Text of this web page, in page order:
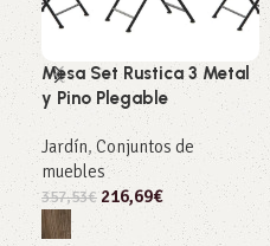
Mesa Set Rustica 3 Metal
y Pino Plegable
Jardín, Conjuntos de
muebles
357,53€ 216,69€